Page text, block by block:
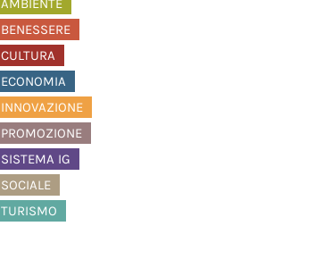
AMBIENTE
BENESSERE
CULTURA
ECONOMIA
INNOVAZIONE
PROMOZIONE
SISTEMA IG
SOCIALE
TURISMO